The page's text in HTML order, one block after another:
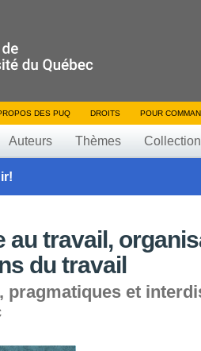
DES PUQ DROITS POUR
Auteurs Thèmes
au travail,
du travail
pragmatiques et